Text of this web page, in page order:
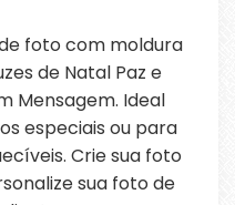
foto com moldura
de Natal Paz e
Mensagem. Ideal
especiais ou para
Crie sua foto
sua foto de